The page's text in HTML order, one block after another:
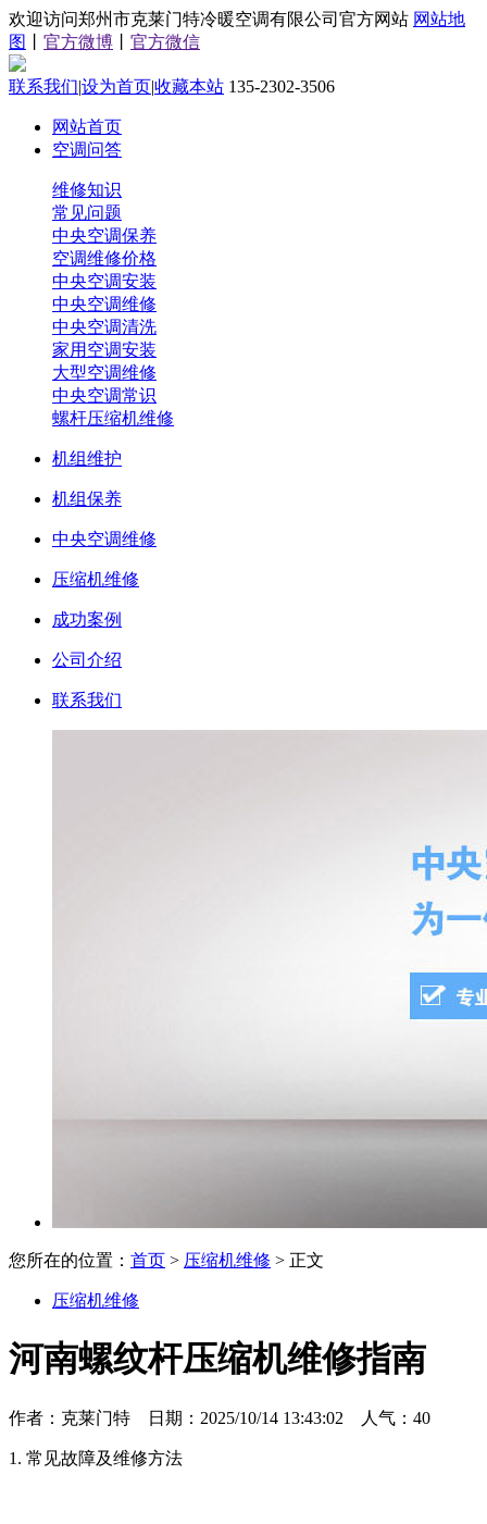
欢迎访问郑州市克莱门特冷暖空调有限公司官方网站 网站地
图
官方微博 官方微信
联系我们|设为首页|收藏本站 135-2302-3506
网站首页
空调问答
维修知识
常见问题
中央空调保养
空调维修价格
中央空调安装
中央空调维修
中央空调清洗
家用空调安装
大型空调维修
中央空调常识
螺杆压缩机维修
机组维护
机组保养
中央空调维修
压缩机维修
成功案例
公司介绍
联系我们
您所在的位置： 首页 > 压缩机维修 > 正文
压缩机维修
河南螺纹杆压缩机维修指南
作者：克莱门特 日期：2025/10/14 13:43:02 人气： 40
1. 常见故障及维修方法‌